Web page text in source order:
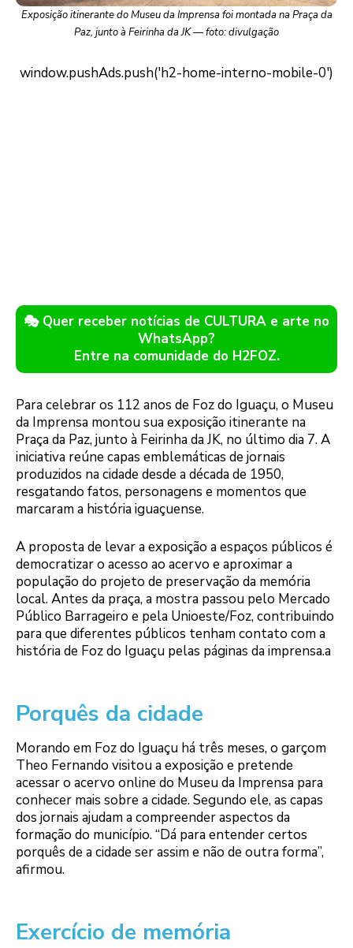
Exposição itinerante do Museu da Imprensa foi montada na Praça da
Paz, junto à Feirinha da JK — foto: divulgação
🎭 Quer receber notícias de CULTURA e arte no
WhatsApp?
Entre na comunidade do H2FOZ.
Para celebrar os 112 anos de Foz do Iguaçu, o Museu
da Imprensa montou sua exposição itinerante na
Praça da Paz, junto à Feirinha da JK, no último dia 7. A
iniciativa reúne capas emblemáticas de jornais
produzidos na cidade desde a década de 1950,
resgatando fatos, personagens e momentos que
marcaram a história iguaçuense.
A proposta de levar a exposição a espaços públicos é
democratizar o acesso ao acervo e aproximar a
população do projeto de preservação da memória
local. Antes da praça, a mostra passou pelo Mercado
Público Barrageiro e pela Unioeste/Foz, contribuindo
para que diferentes públicos tenham contato com a
história de Foz do Iguaçu pelas páginas da imprensa.a
Porquês da cidade
Morando em Foz do Iguaçu há três meses, o garçom
Theo Fernando visitou a exposição e pretende
acessar o acervo online do Museu da Imprensa para
conhecer mais sobre a cidade. Segundo ele, as capas
dos jornais ajudam a compreender aspectos da
formação do município. “Dá para entender certos
porquês de a cidade ser assim e não de outra forma”,
afirmou.
Exercício de memória